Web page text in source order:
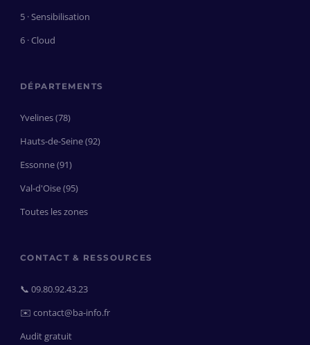
5 · Sensibilisation
6 · Cloud
DÉPARTEMENTS
Yvelines (78)
Hauts-de-Seine (92)
Essonne (91)
Val-d'Oise (95)
Toutes les zones
CONTACT & RESSOURCES
📞 09.80.92.43.23
✉️ contact@ba-info.fr
Audit gratuit